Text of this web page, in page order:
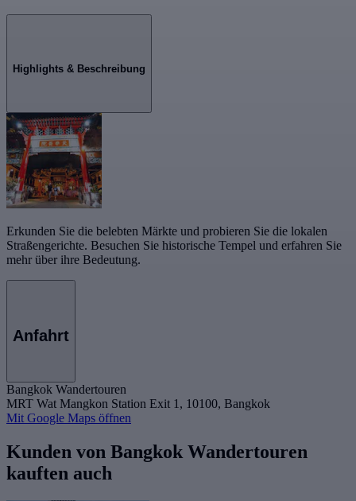
Highlights & Beschreibung
Erkunden Sie die belebten Märkte und probieren Sie die lokalen
Straßengerichte. Besuchen Sie historische Tempel und erfahren Sie
mehr über ihre Bedeutung.
Anfahrt
Bangkok Wandertouren
MRT Wat Mangkon Station Exit 1, 10100, Bangkok
Mit Google Maps öffnen
Kunden von Bangkok Wandertouren
kauften auch